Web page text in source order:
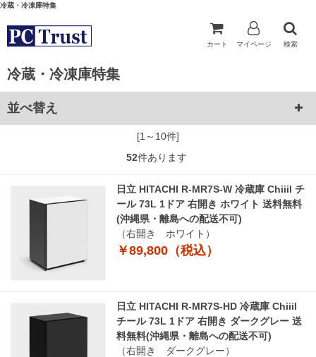
冷蔵・冷凍庫特集
カート マイページ 検索
冷蔵・冷凍庫特集
並べ替え
[1～10件]
52件あります
日立 HITACHI R-MR7S-W 冷蔵庫 Chiiil チ
ール 73L 1ドア 右開き ホワイト 送料無料
(沖縄県・離島への配送不可)
（右開き ホワイト）
￥89,800（税込）
日立 HITACHI R-MR7S-HD 冷蔵庫 Chiiil
チール 73L 1ドア 右開き ダークグレー 送
料無料(沖縄県・離島への配送不可)
（右開き ダークグレー）